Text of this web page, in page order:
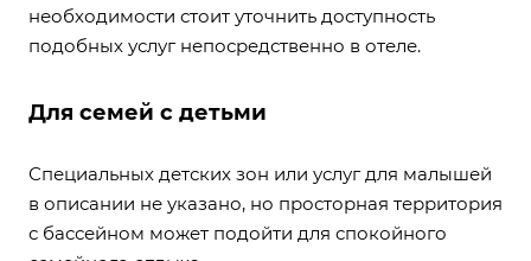
необходимости стоит уточнить доступность
подобных услуг непосредственно в отеле.
Для семей с детьми
Специальных детских зон или услуг для малышей
в описании не указано, но просторная территория
с бассейном может подойти для спокойного